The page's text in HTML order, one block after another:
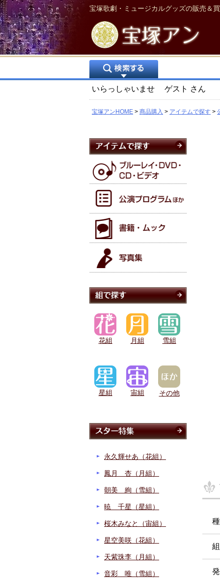
宝塚歌劇・ミュージカルグッズの販売＆
いらっしゃいませ ゲスト さん
宝塚アンHOME 商品購入 アイテムで探す
組
花組 月組 雪組
星組 宙組 その他
永久輝せあ（花組）
鳳月 杏（月組）
朝美 絢（雪組）
暁 千星（星組）
桜木みなと（宙組）
星空美咲（花組）
天紫珠李（月組）
音彩 唯（雪組）